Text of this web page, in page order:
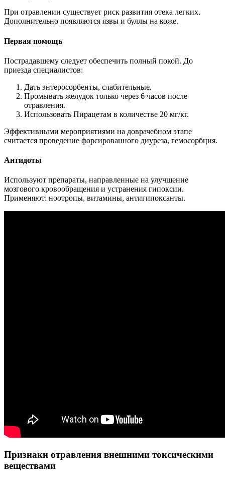
При отравлении существует риск развития отека легких.
Дополнительно появляются язвы и буллы на коже.
Первая помощь
Пострадавшему следует обеспечить полный покой. До
приезда специалистов:
Дать энтеросорбенты, слабительные.
Промывать желудок только через 6 часов после
отравления.
Использовать Пирацетам в количестве 20 мг/кг.
Эффективными мероприятиями на доврачебном этапе
считается проведение форсированного диуреза, гемосорбция.
Антидоты
Используют препараты, направленные на улучшение
мозгового кровообращения и устранения гипоксии.
Применяют: ноотропы, витамины, антигипоксанты.
Признаки отравления внешними токсическими
веществами